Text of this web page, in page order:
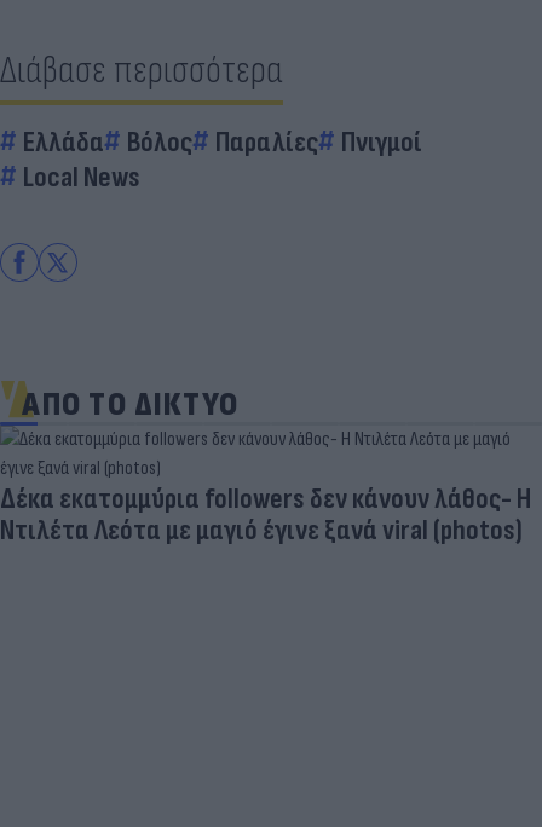
Διάβασε περισσότερα
Ελλάδα Βόλος Παραλίες
Πνιγμοί
Local News
ΑΠΟ ΤΟ ΔΙΚΤΥΟ